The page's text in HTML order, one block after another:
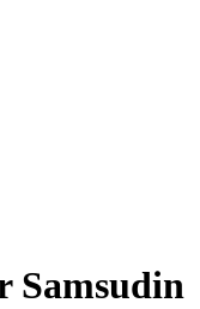
Samsudin